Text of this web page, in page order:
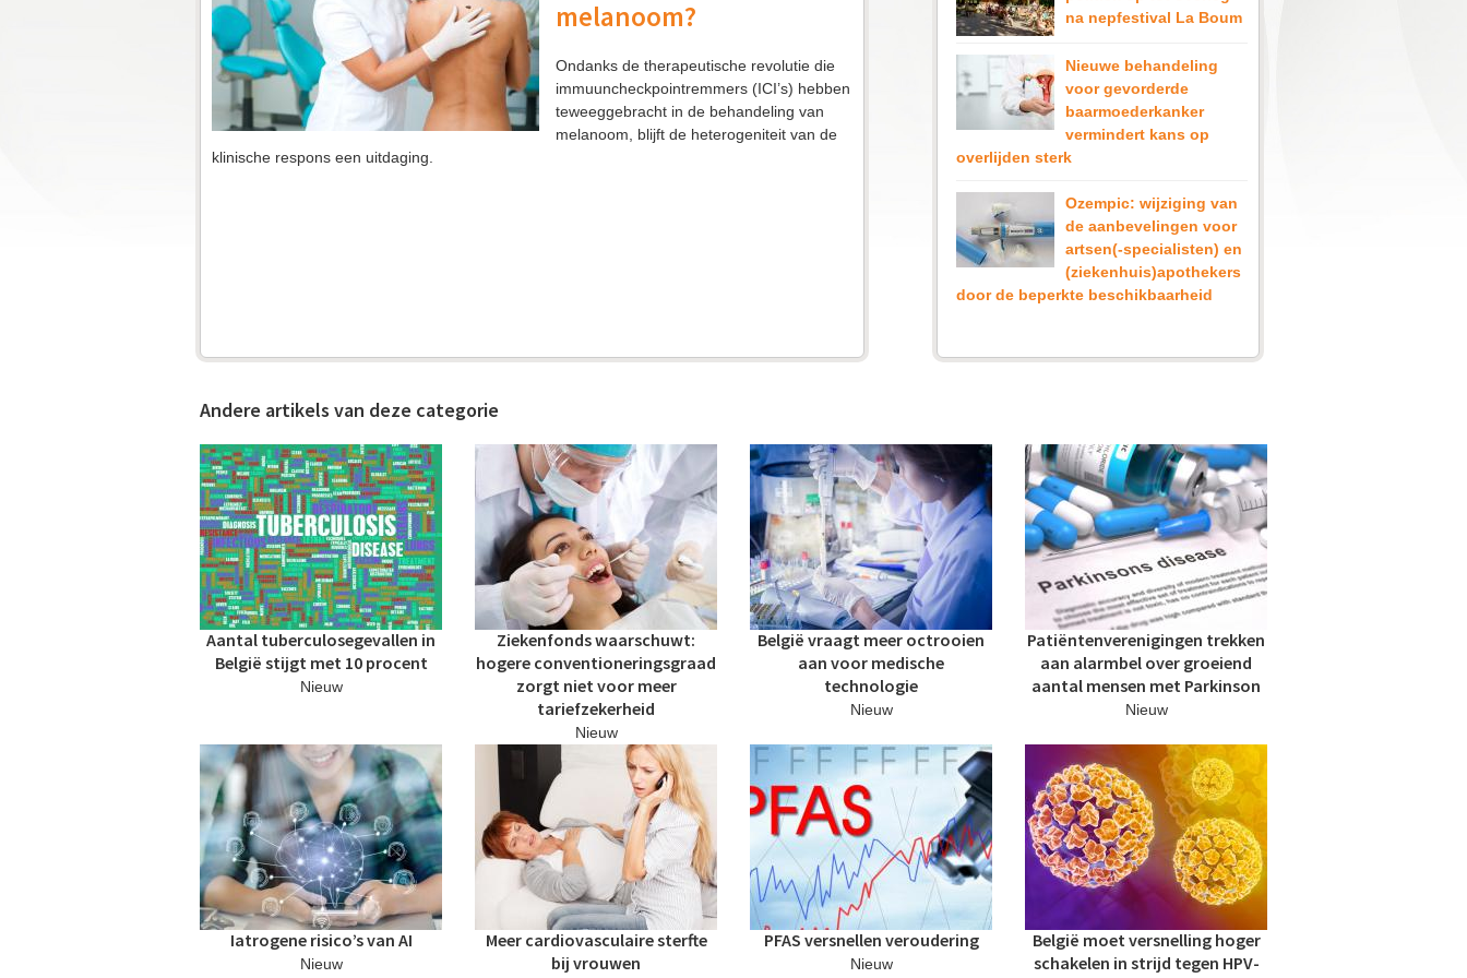
P
h
a
l
a
n
e
t
h
i
e
d
melanoom?
Ondanks de therapeutische revolutie die
immuuncheckpointremmers (ICI’s) hebben
teweeggebracht in de behandeling van
melanoom, blijft de heterogeniteit van de
klinische respons een uitdaging.
na nepfestival La Boum
Nieuwe behandeling
voor gevorderde
baarmoederkanker
vermindert kans op
overlijden sterk
Ozempic: wijziging van
de aanbevelingen voor
artsen(-specialisten) en
(ziekenhuis)apothekers
door de beperkte beschikbaarheid
Andere artikels van deze categorie
Aantal tuberculosegevallen in
België stijgt met 10 procent
Nieuw
Ziekenfonds waarschuwt:
hogere conventioneringsgraad
zorgt niet voor meer
tariefzekerheid
Nieuw
België vraagt meer octrooien
aan voor medische
technologie
Nieuw
Patiëntenverenigingen trekken
aan alarmbel over groeiend
aantal mensen met Parkinson
Nieuw
Iatrogene risico’s van AI
Nieuw
Meer cardiovasculaire sterfte
bij vrouwen
PFAS versnellen veroudering
Nieuw
België moet versnelling hoger
schakelen in strijd tegen HPV-
P
a
g
i
n
a